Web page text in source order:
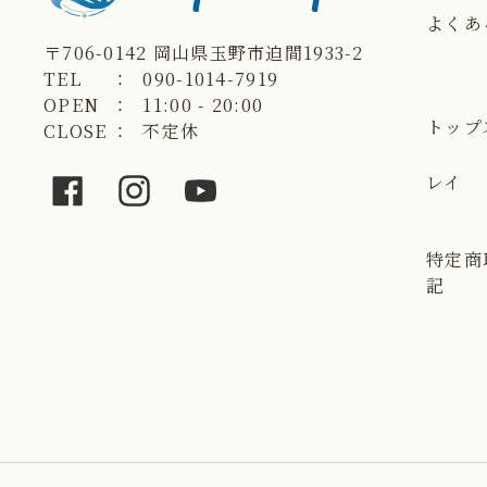
〒706-0142 岡山県玉野市迫間1933-2
TEL
090-1014-7919
OPEN
11:00 - 20:00
CLOSE
不定休
FacebookInstagramYouTube
よく
トッ
レイ
特定
記